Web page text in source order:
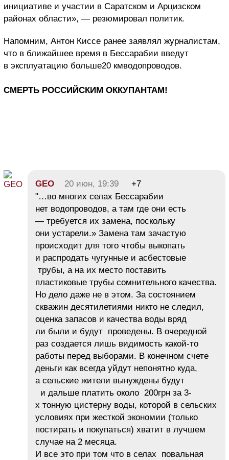
инициативе и участии в Саратском и Арцизском
районах области», — резюмировал политик.
Напомним, Антон Киссе ранее заявлял журналистам,
что в ближайшее время в Бессарабии введут
в эксплуатацию больше20 кмводопроводов.
СМЕРТЬ РОССИЙСКИМ ОККУПАНТАМ!
GEO 20 июн, 19:39
+7
"…во многих селах Бессарабии
нет водопроводов, а там где они есть
— требуется их замена, поскольку
они устарели.» Замена там зачастую
происходит для того чтобы выкопать
и распродать чугунные и асбестовые
трубы, а на их место поставить
пластиковые трубы сомнительного качества.
Но дело даже не в этом. За состоянием
скважин десятилетиями никто не следил,
оценка запасов и качества воды вряд
ли были и будут проведены. В очередной
раз создается лишь видимость какой-то
работы перед выборами. В конечном счете
деньги как всегда уйдут непонятно куда,
а сельские жители вынуждены будут
и дальше платить около 200грн за 3-
х тонную цистерну воды, которой в сельских
условиях при жесткой экономии (только
постирать и покупаться) хватит в лучшем
случае на 2 месяца.
И все это при том что в селах повальная